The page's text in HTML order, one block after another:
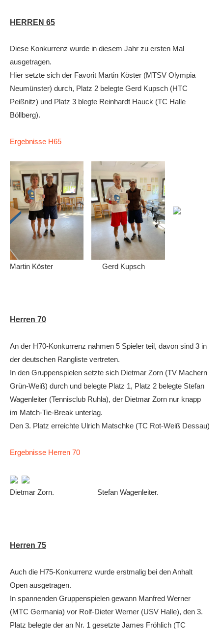
HERREN 65
Diese Konkurrenz wurde in diesem Jahr zu ersten Mal
ausgetragen.
Hier setzte sich der Favorit Martin Köster (MTSV Olympia
Neumünster) durch, Platz 2 belegte Gerd Kupsch (HTC
Peißnitz) und Platz 3 blegte Reinhardt Hauck (TC Halle
Böllberg).
Ergebnisse H65
Martin Köster Gerd Kupsch
Herren 70
An der H70-Konkurrenz nahmen 5 Spieler teil, davon sind 3 in
der deutschen Rangliste vertreten.
In den Gruppenspielen setzte sich Dietmar Zorn (TV Machern
Grün-Weiß) durch und belegte Platz 1, Platz 2 belegte Stefan
Wagenleiter (Tennisclub Ruhla), der Dietmar Zorn nur knapp
im Match-Tie-Break unterlag.
Den 3. Platz erreichte Ulrich Matschke (TC Rot-Weiß Dessau)
Ergebnisse Herren 70
Dietmar Zorn. Stefan Wagenleiter.
Herren 75
Auch die H75-Konkurrenz wurde erstmalig bei den Anhalt
Open ausgetragen.
In spannenden Gruppenspielen gewann Manfred Werner
(MTC Germania) vor Rolf-Dieter Werner (USV Halle), den 3.
Platz belegte der an Nr. 1 gesetzte James Fröhlich (TC